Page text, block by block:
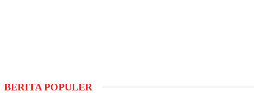
BERITA POPULER